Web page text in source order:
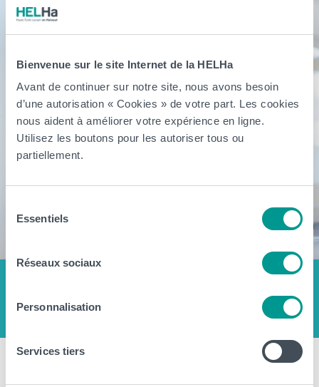
Bienvenue sur le site Internet de la HELHa
Avant de continuer sur notre site, nous avons besoin
d’une autorisation « Cookies » de votre part. Les cookies
nous aident à améliorer votre expérience en ligne.
Utilisez les boutons pour les autoriser tous ou
partiellement.
Essentiels
Réseaux sociaux
Personnalisation
Services tiers